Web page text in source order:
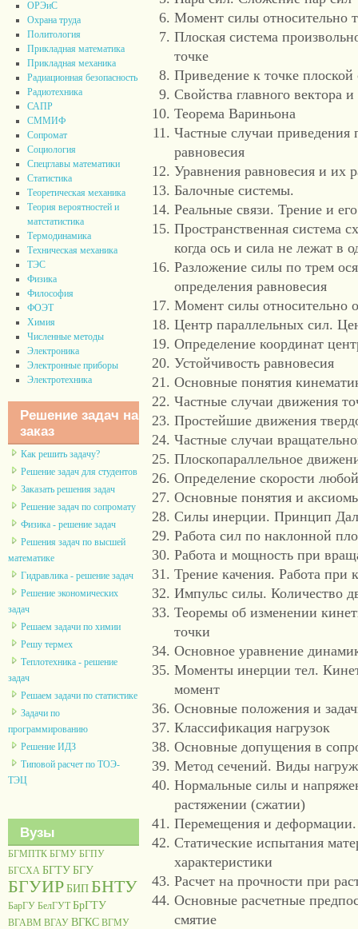
ОРЭиС
Охрана труда
Политология
Прикладная математика
Прикладная механика
Радиационная безопасность
Радиотехника
САПР
СММИФ
Сопромат
Социология
Спецглавы математики
Статистика
Теоретическая механика
Теория вероятностей и
матстатистика
Термодинамика
Техническая механика
ТЭС
Физика
Философия
ФОЭТ
Химия
Численные методы
Электроника
Электронные приборы
Электротехника
Решение задач на
заказ
Как решить задачу?
Решение задач для студентов
Заказать решения задач
Решение задач по сопромату
Физика - решение задач
Решения задач по высшей
математике
Гидравлика - решение задач
Решение экономических
задач
Решаем задачи по химии
Решу термех
Теплотехника - решение
задач
Решаем задачи по статистике
Задачи по
программированию
Решение ИДЗ
Типовой расчет по ТОЭ-
ТЭЦ
Вузы
БГМПТК БГМУ БГПУ
БГСХА БГТУБГУ
БГУИРБИПБНТУ
БарГУ БелГУТ БрГТУ
ВГАВМ ВГАУ ВГКС ВГМУ
Момент силы относительно
Плоская система
точке
Приведение к точке
Свойства главного вектора
Теорема Вариньона
Частные случаи приведения
равновесия
Уравнения равновесия и их
Балочные системы.
Реальные связи. Трение и
Пространственная система
когда ось и сила не лежат в
Разложение силы по трем
определения равновесия
Момент силы относительно
Центр параллельных сил.
Определение координат
Устойчивость равновесия
Основные понятия
Частные случаи движения
Простейшие движения
Частные случаи
Плоскопараллельное
Определение скорости
Основные понятия и
Силы инерции. Принцип
Работа сил по наклонной
Работа и мощность при
Трение качения. Работа при
Импульс силы. Количество
Теоремы об изменении
точки
Основное уравнение
Моменты инерции тел.
момент
Основные положения и
Классификация нагрузок
Основные допущения в
Метод сечений. Виды
Нормальные силы и
растяжении (сжатии)
Перемещения и деформации.
Статические испытания
характеристики
Расчет на прочности при
Основные расчетные
смятие